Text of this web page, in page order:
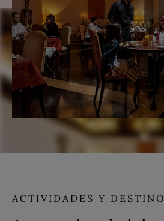
ACTIVIDADES Y DESTINO